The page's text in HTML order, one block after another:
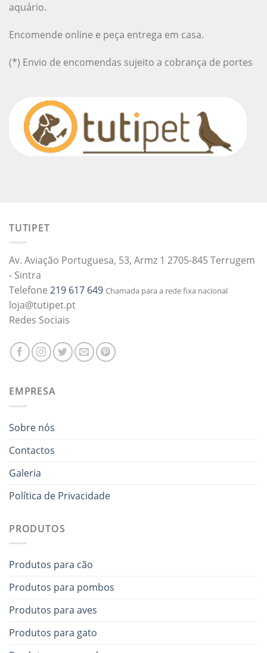
aquário.
Encomende online e peça entrega em casa.
(*) Envio de encomendas sujeito a cobrança de portes
TUTIPET
Av. Aviação Portuguesa, 53, Armz 1 2705-845 Terrugem
- Sintra
Telefone 219 617 649 Chamada para a rede fixa nacional
loja@tutipet.pt
Redes Sociais
EMPRESA
Sobre nós
Contactos
Galeria
Política de Privacidade
PRODUTOS
Produtos para cão
Produtos para pombos
Produtos para aves
Produtos para gato